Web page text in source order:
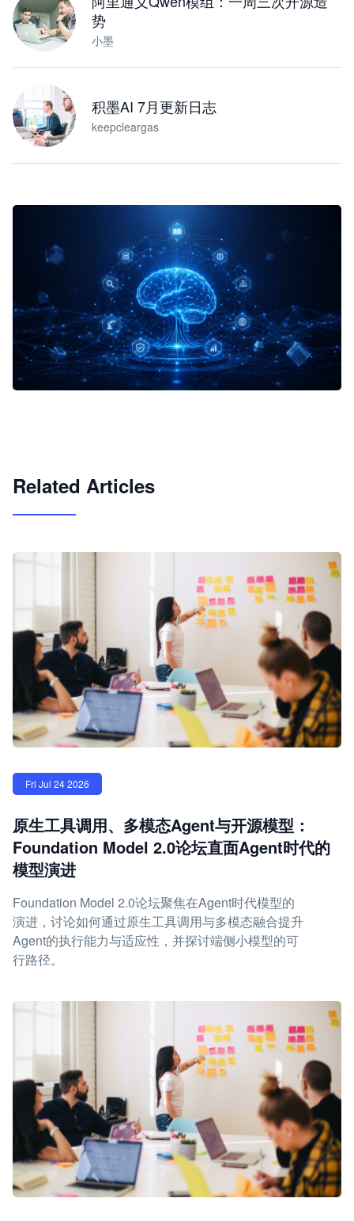
势
小墨
积墨AI 7月更新日志
keepcleargas
Related Articles
Fri Jul 24 2026
原生工具调用、多模态Agent与开源模型：
Foundation Model 2.0论坛直面Agent时代的
模型演进
Foundation Model 2.0论坛聚焦在Agent时代模型的
演进，讨论如何通过原生工具调用与多模态融合提升
Agent的执行能力与适应性，并探讨端侧小模型的可
行路径。